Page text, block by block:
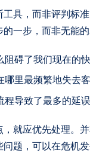
具，而非评判标
一步，而非无能的
阻碍了我们现在的
哪里最频繁地失去
程导致了最多的延
就应优先处理。
题，可以在危机发